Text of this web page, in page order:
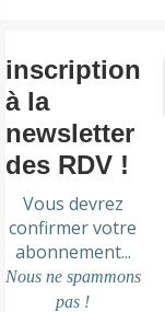
inscription
à la
newsletter
des RDV !
Vous devrez
confirmer votre
abonnement...
Nous ne spammons
pas !